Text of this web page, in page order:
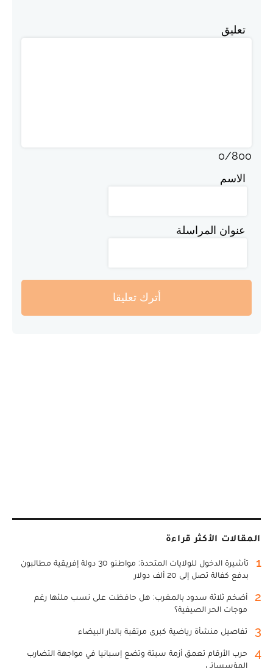
تعليق
0/800
الاسم
عنوان المراسلة
أترك تعليقا
المقالات الأكثر قراءة
1
تأشيرة الدخول للولايات المتحدة: مواطنو 30 دولة إفريقية مطالبون
بدفع كفالة تصل إلى 20 ألف دولار
2
أضخم ثلاثة سدود بالمغرب: هل حافظت على نسب ملئها رغم
موجات الحر الصيفية؟
3 تفاصيل منشأة رياضية كبرى مرتقبة بالدار البيضاء
4
حرب الأرقام تعمق أزمة سبتة وتضع إسبانيا في مواجهة التضارب
المؤسساتي